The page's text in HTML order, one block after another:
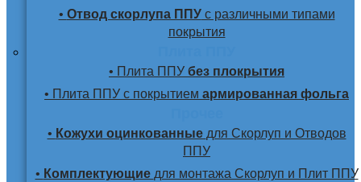
• Отвод скорлупа ППУс различными типами
покрытия
• Плита ППУ без плокрытия
• Плита ППУ с покрытием армированная фольга
• Кожухи оцинкованные для Скорлуп и Отводов
ППУ
• Комплектующие для монтажа Скорлуп и Плит ППУ